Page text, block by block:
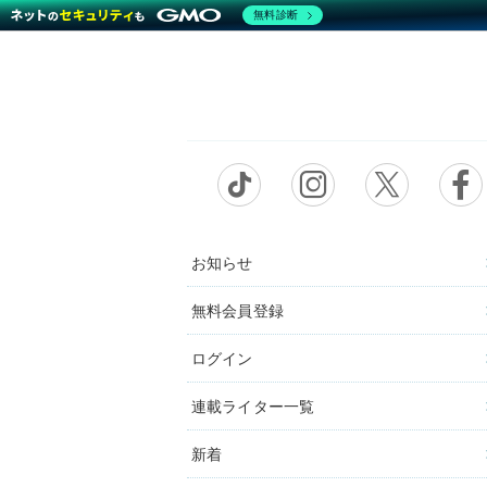
お知らせ
無料会員登録
ログイン
連載ライター一覧
新着
無料診断